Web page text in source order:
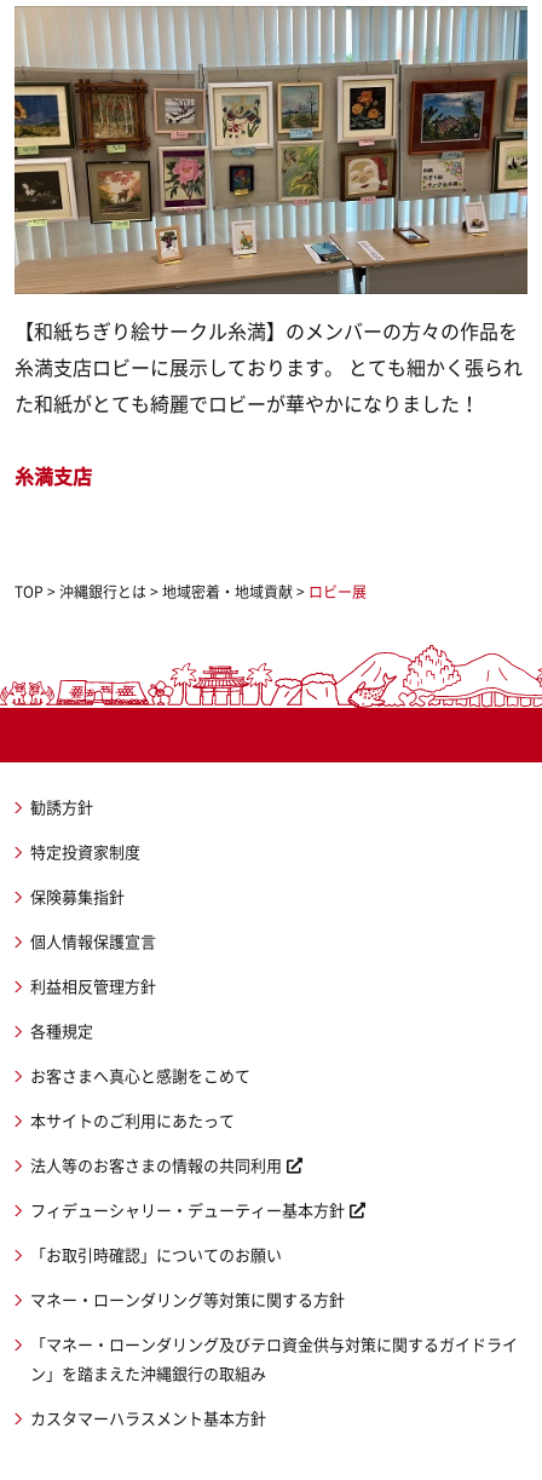
【和紙ちぎり絵サークル糸満】のメンバーの方々の作品を
糸満支店ロビーに展示しております。 とても細かく張られ
た和紙がとても綺麗でロビーが華やかになりました！
糸満支店
TOP >沖縄銀行とは>地域密着・地域貢献> ロビー展
勧誘方針
特定投資家制度
保険募集指針
個人情報保護宣言
利益相反管理方針
各種規定
お客さまへ真心と感謝をこめて
本サイトのご利用にあたって
法人等のお客さまの情報の共同利用
フィデューシャリー・デューティー基本方針
「お取引時確認」についてのお願い
マネー・ローンダリング等対策に関する方針
「マネー・ローンダリング及びテロ資金供与対策に関するガイドライ
ン」を踏まえた沖縄銀行の取組み
カスタマーハラスメント基本方針